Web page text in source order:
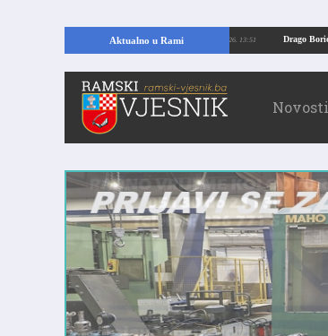
Aktualno u Rami
Kopajući temelje kuće, pronašao vrijedne arheološke ostatke 24.07.2026. 13:51
Novosti